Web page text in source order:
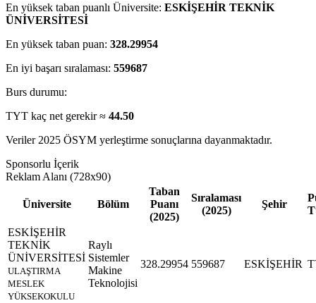
En yüksek taban puanlı Üniversite: ESKİŞEHİR TEKNİK
ÜNİVERSİTESİ
En yüksek taban puan: 328.29954
En iyi başarı sıralaması: 559687
Burs durumu:
TYT kaç net gerekir ≈ 44.50
Veriler 2025 ÖSYM yerleştirme sonuçlarına dayanmaktadır.
Sponsorlu İçerik
Reklam Alanı (728x90)
Üniversite Bölüm
Taban
Puanı
(2025)
Sıralaması
(2025)
Şehir
ESKİŞEHİR
TEKNİK
ÜNİVERSİTESİ
ULAŞTIRMA
MESLEK
YÜKSEKOKULU
Raylı
Sistemler
Makine
Teknolojisi
328.29954 559687 ESKİŞEHİR